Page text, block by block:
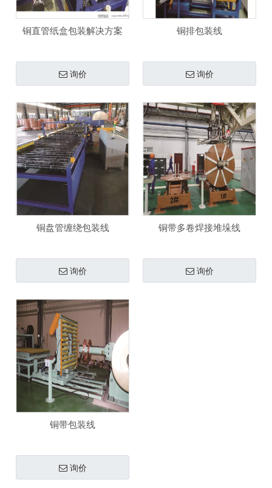
铜直管纸盒包装解决方案
询价
铜排包装线
询价
铜盘管缠绕包装线
询价
铜带多卷焊接堆垛线
询价
铜带包装线
询价